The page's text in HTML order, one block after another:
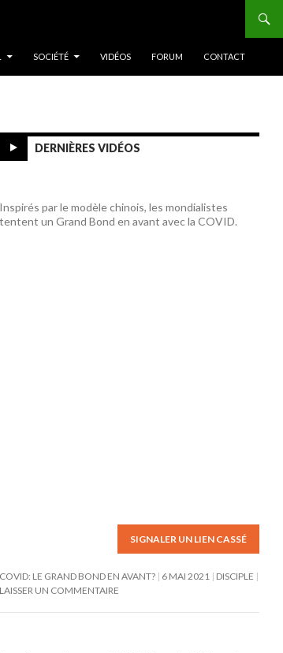
SOCIÉTÉ VIDÉOS FORUM CONTACT
DERNIÈRES VIDÉOS
Inspirés par le modèle chinois, les mondialistes
tentent un Grand Bond en avant avec la COVID.
SIGNALER UN LIEN CASSÉ
COVID: LE GRAND BOND EN AVANT? 6 MAI 2021
DISCIPLE
LAISSER UN COMMENTAIRE